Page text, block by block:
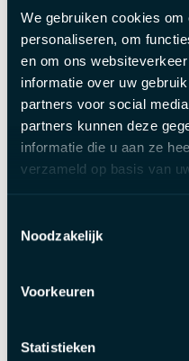
We gebruiken cookies
personaliseren, om
en om ons
informatie over uw
partners voor social
partners kunnen deze
informatie die u aan ze
verzameld op basis van
Noodzakelijk
Voorkeuren
Statistieken
Smakelijke
Een groepsverzekering
— ook aan een voordelig
Jaarlijkse ecocheques
omdat het kan.
Een cafetariaplan en
voordelenpakket samen
Glijdende werkuren en
Een royale verlofteller
dagen.
Een opleidingstraject